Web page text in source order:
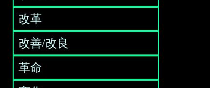
改革
改善/改良
革命